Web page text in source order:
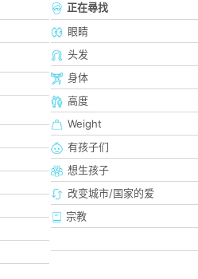
正在尋找
眼睛
头发
身体
高度
Weight
有孩子们
想生孩子
改变城市/国家的爱
宗教